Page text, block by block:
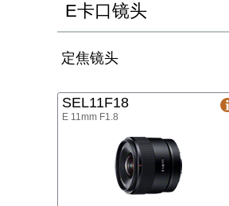
E卡口镜头
定焦镜头
SEL11F18
E 11mm F1.8